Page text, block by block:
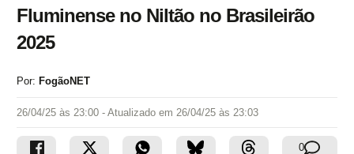
Fluminense no Niltão no Brasileirão
2025
Por: FogãoNET
26/04/25 às 23:00 - Atualizado em 26/04/25 às 23:03
0